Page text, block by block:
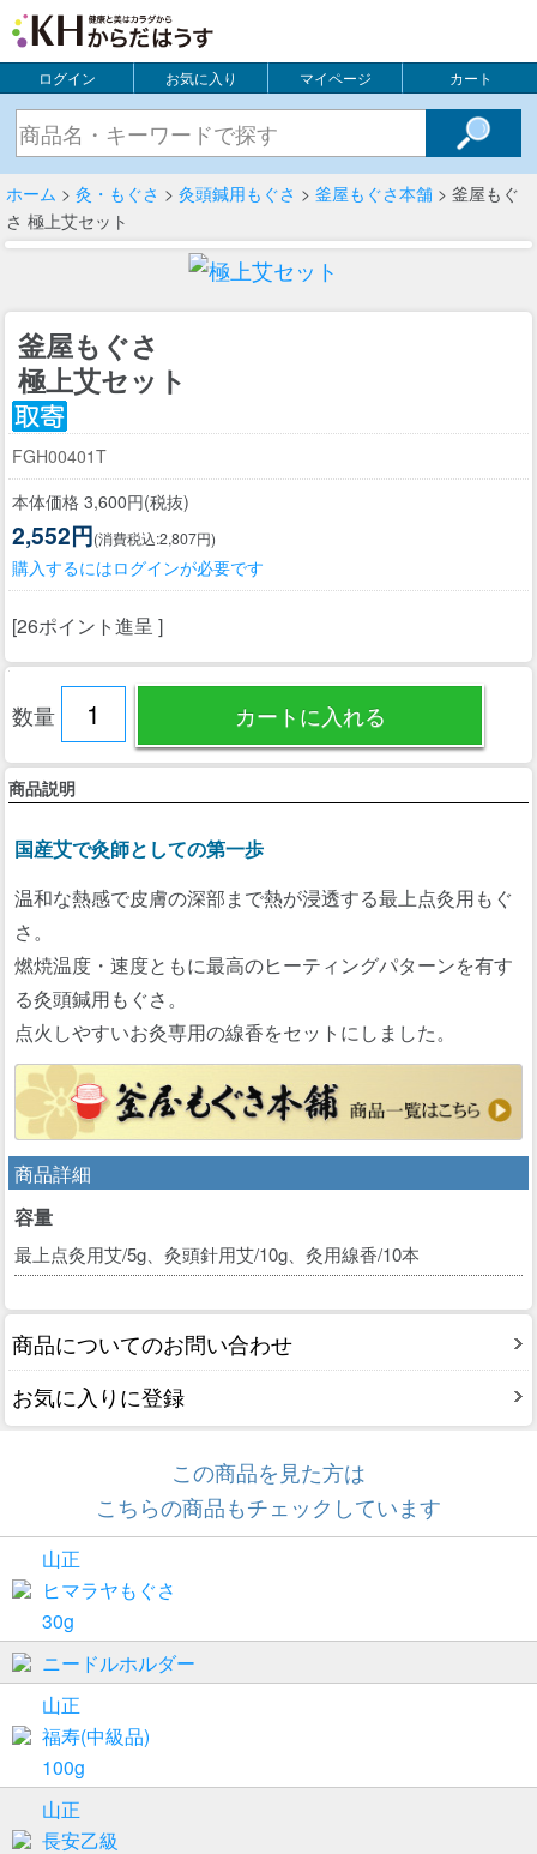
ログイン お気に入り マイページ カート
ホーム > 灸・もぐさ > 灸頭鍼用もぐさ > 釜屋もぐさ本舗 > 釜屋もぐ
さ 極上艾セット
釜屋もぐさ
極上艾セット
FGH00401T
本体価格 3,600円(税抜)
2,552円(消費税込:2,807円)
購入するにはログインが必要です
[26ポイント進呈 ]
数量
商品説明
国産艾で灸師としての第一歩
温和な熱感で皮膚の深部まで熱が浸透する最上点灸用もぐ
さ。
燃焼温度・速度ともに最高のヒーティングパターンを有す
る灸頭鍼用もぐさ。
点火しやすいお灸専用の線香をセットにしました。
商品詳細
容量
最上点灸用艾/5g、灸頭針用艾/10g、灸用線香/10本
商品についてのお問い合わせ
お気に入りに登録
この商品を見た方は
こちらの商品もチェックしています
山正
ヒマラヤもぐさ
30g
ニードルホルダー
山正
福寿(中級品)
100g
山正
長安乙級